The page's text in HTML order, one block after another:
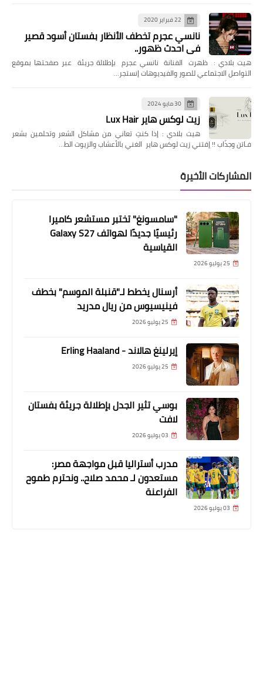
22 فبراير 2020
نانسي عجرم تخطف الأنظار بفستان أسود قصير
في احدث ظهور..
هيت بلادي : ظهرت الفنانة نانسي عجرم بإطلالة جريئة عبر صفحتها بموقع
التواصل الاجتماعي للصور والفيديوهات إنستجر…
30 مايو 2024
زيت لوكس هاير Lux Hair
هيت بلادي : إذا كنتِ تعاني من مشاكل الشعر وتحلمين بشعر
فـاتن وجذّاب !! إقتني زيت لوكس هاير الغني بالأعشاب والزيوت الط…
المشاركات الأخيرة
"سامسونغ" تختبر مستشعر كاميرا
رئيسيًا جديدًا لهواتف Galaxy S27
القياسية
25 يوليو 2026
أرسنال يخطط لـ"قنبلة الموسم" بخطف
فينيسيوس من ريال مدريد
25 يوليو 2026
إيرلينغ هالاند - Erling Haaland
25 يوليو 2026
بوسي تثير الجدل بإطلالة جريئة بفستان
لافت
03 يوليو 2026
مدرب أستراليا قبل مواجهة مصر:
مستعدون لـ محمد صلاح.. ونحترم طموح
الفراعنة
03 يوليو 2026